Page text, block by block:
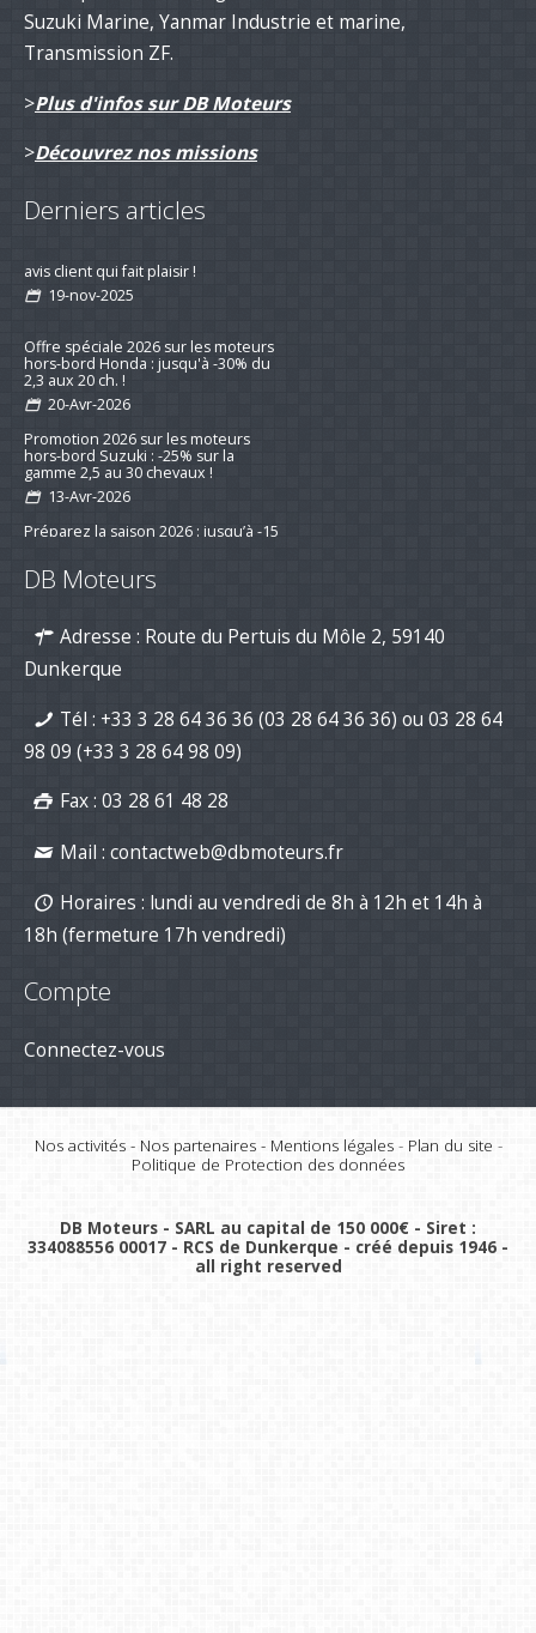
Suzuki Marine, Yanmar Industrie et marine,
Transmission ZF.
>Plus d'infos sur DB Moteurs
>Découvrez nos missions
Derniers articles
Remotorisation d'un voilier suivi d'un
avis client qui fait plaisir !
Offre spéciale 2026 sur les moteurs
hors-bord Honda : jusqu'à -30% du
2,3 aux 20 ch. !
Promotion 2026 sur les moteurs
hors-bord Suzuki : -25% sur la
gamme 2,5 au 30 chevaux !
moteurs de bateau
Nouvelle série "Stealth Line" chez
maintenant avec DB Moteurs !
DB Moteurs vous souhaite une
excellente année 2026, pleine de
projets motorisés !
DB Moteurs
Adresse : Route du Pertuis du Môle 2, 59140
Dunkerque
Tél : +33 3 28 64 36 36 (03 28 64 36 36) ou 03 28 64
98 09 (+33 3 28 64 98 09)
Fax : 03 28 61 48 28
Mail : contactweb@dbmoteurs.fr
Horaires : lundi au vendredi de 8h à 12h et 14h à
18h (fermeture 17h vendredi)
Compte
Connectez-vous
Nos activités- Nos partenaires- Mentions légales- Plan du site -
Politique de Protection des données
DB Moteurs - SARL au capital de 150 000€ - Siret :
334088556 00017 - RCS de Dunkerque - créé depuis 1946 -
all right reserved